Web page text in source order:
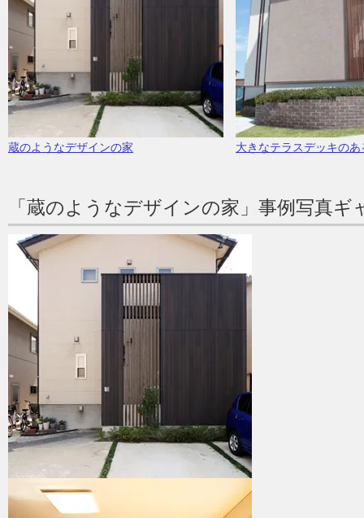
蔵のようなデザインの家 大きなテラスデッキの
「蔵のようなデザインの家」事例写真ギ